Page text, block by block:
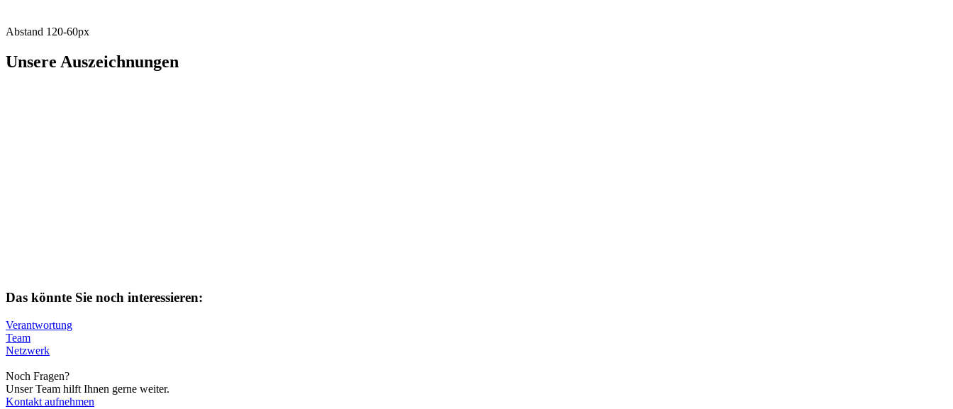
Abstand 120-60px
Unsere Auszeichnungen
Das könnte Sie noch interessieren:
Verantwortung
Team
Netzwerk
Noch Fragen?
Unser Team hilft Ihnen gerne weiter.
Kontakt aufnehmen